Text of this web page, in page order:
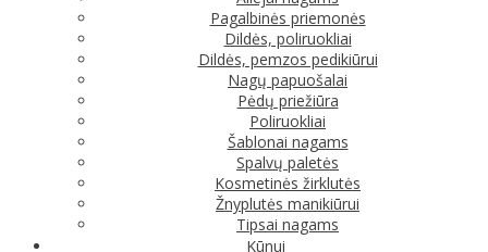
Pagalbinės priemonės
Dildės, poliruokliai
Dildės, pemzos pedikiūrui
Nagų papuošalai
Pėdų priežiūra
Poliruokliai
Šablonai nagams
Spalvų paletės
Kosmetinės žirklutės
Žnyplutės manikiūrui
Tipsai nagams
Kūnui